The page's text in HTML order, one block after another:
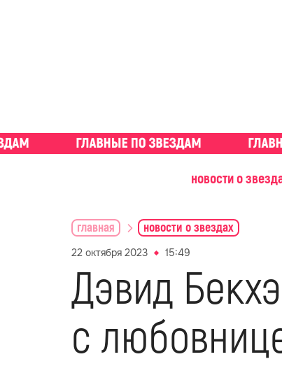
новости о
главная новости о звездах
22 октября 2023 15:49
Дэвид
с